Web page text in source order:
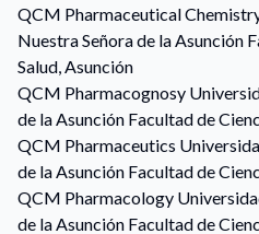
QCM Pharmaceutical
Nuestra Señora de la Asunción
Salud, Asunción
QCM Pharmacognosy
de la Asunción Facultad de
QCM Pharmaceutics
de la Asunción Facultad de
QCM Pharmacology
de la Asunción Facultad de